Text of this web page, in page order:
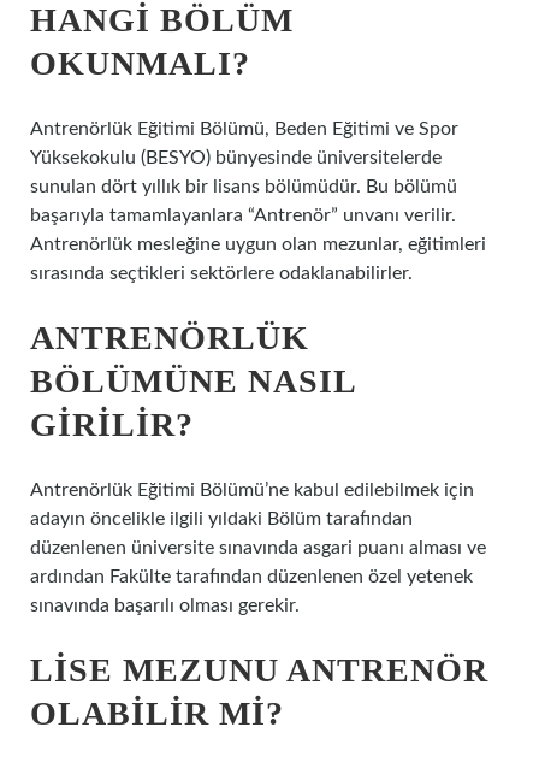
HANGI BÖLÜM
OKUNMALI?
Antrenörlük Eğitimi Bölümü, Beden Eğitimi ve Spor
Yüksekokulu (BESYO) bünyesinde üniversitelerde
sunulan dört yıllık bir lisans bölümüdür. Bu bölümü
başarıyla tamamlayanlara “Antrenör” unvanı verilir.
Antrenörlük mesleğine uygun olan mezunlar, eğitimleri
sırasında seçtikleri sektörlere odaklanabilirler.
ANTRENÖRLÜK
BÖLÜMÜNE NASIL
GIRILIR?
Antrenörlük Eğitimi Bölümü’ne kabul edilebilmek için
adayın öncelikle ilgili yıldaki Bölüm tarafından
düzenlenen üniversite sınavında asgari puanı alması ve
ardından Fakülte tarafından düzenlenen özel yetenek
sınavında başarılı olması gerekir.
LISE MEZUNU ANTRENÖR
OLABILIR MI?